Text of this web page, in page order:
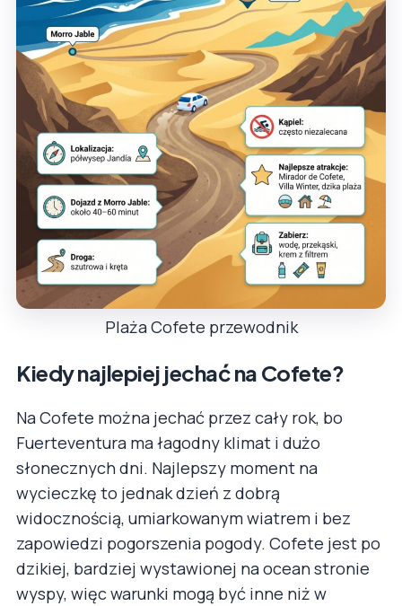
Plaża Cofete przewodnik
Kiedy najlepiej jechać na Cofete?
Na Cofete można jechać przez cały rok, bo
Fuerteventura ma łagodny klimat i dużo
słonecznych dni. Najlepszy moment na
wycieczkę to jednak dzień z dobrą
widocznością, umiarkowanym wiatrem i bez
zapowiedzi pogorszenia pogody. Cofete jest po
dzikiej, bardziej wystawionej na ocean stronie
wyspy, więc warunki mogą być inne niż w